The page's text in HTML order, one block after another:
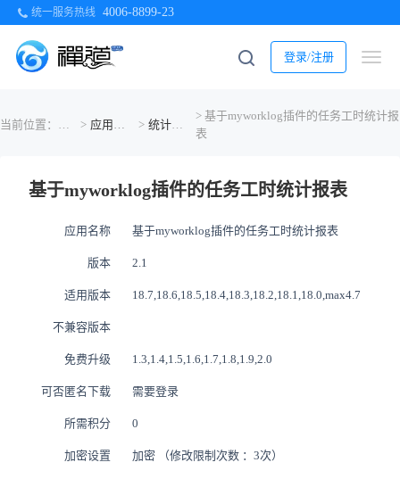
统一服务热线 4006-8899-23
登录/注册
当前位置：
首页> 应用商店 > 统计相关
> 基于myworklog插件的任务工时统计报
表
基于myworklog插件的任务工时统计报表
应用名称 基于myworklog插件的任务工时统计报表
版本 2.1
适用版本 18.7,18.6,18.5,18.4,18.3,18.2,18.1,18.0,max4.7
不兼容版本
免费升级 1.3,1.4,1.5,1.6,1.7,1.8,1.9,2.0
可否匿名下载 需要登录
所需积分 0
加密设置 加密 （修改限制次数 ：3次）